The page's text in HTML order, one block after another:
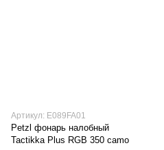
Артикул: E089FA01
Petzl фонарь налобный
Tactikka Plus RGB 350 camo